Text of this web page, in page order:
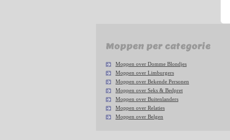
Moppen per categorie
Moppen over Domme Blondjes
Moppen over Limburgers
Moppen over Bekende Personen
Moppen over Seks & Bedpret
Moppen over Buitenlanders
Moppen over Relaties
Moppen over Belgen